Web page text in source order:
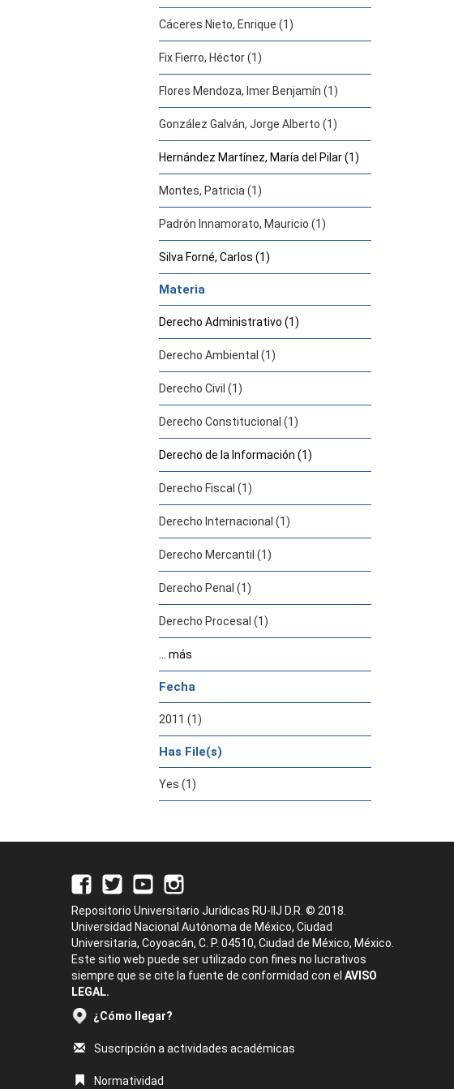
Cáceres Nieto, Enrique (1)
Fix Fierro, Héctor (1)
Flores Mendoza, Imer Benjamín (1)
González Galván, Jorge Alberto (1)
Hernández Martínez, María del Pilar (1)
Montes, Patricia (1)
Padrón Innamorato, Mauricio (1)
Silva Forné, Carlos (1)
Materia
Derecho Administrativo (1)
Derecho Ambiental (1)
Derecho Civil (1)
Derecho Constitucional (1)
Derecho de la Información (1)
Derecho Fiscal (1)
Derecho Internacional (1)
Derecho Mercantil (1)
Derecho Penal (1)
Derecho Procesal (1)
... más
Fecha
2011 (1)
Has File(s)
Yes (1)
Repositorio Universitario Jurídicas RU-IIJ D.R. © 2018.
Universidad Nacional Autónoma de México, Ciudad
Universitaria, Coyoacán, C. P. 04510, Ciudad de México, México.
Este sitio web puede ser utilizado con fines no lucrativos
siempre que se cite la fuente de conformidad con el AVISO
LEGAL.
¿Cómo llegar?
Suscripción a actividades académicas
Normatividad